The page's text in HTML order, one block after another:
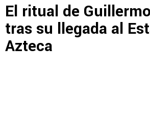
El ritual de
tras su llegada al
Azteca